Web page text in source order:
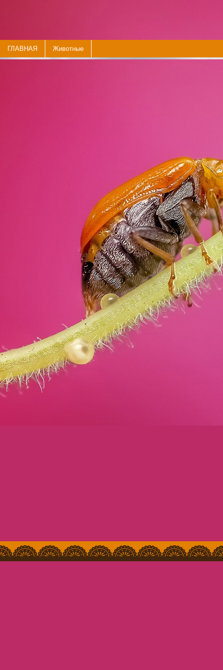
ГЛАВНАЯ Животные